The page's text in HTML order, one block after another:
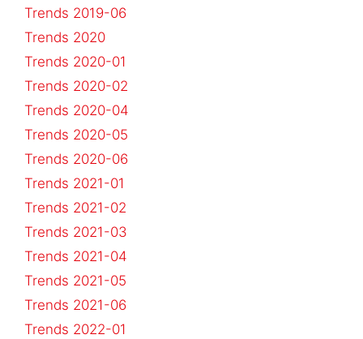
Trends 2019-06
Trends 2020
Trends 2020-01
Trends 2020-02
Trends 2020-04
Trends 2020-05
Trends 2020-06
Trends 2021-01
Trends 2021-02
Trends 2021-03
Trends 2021-04
Trends 2021-05
Trends 2021-06
Trends 2022-01